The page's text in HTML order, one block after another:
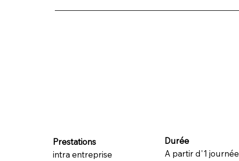
Prestations
intra entreprise
Durée
A partir d'1 journée